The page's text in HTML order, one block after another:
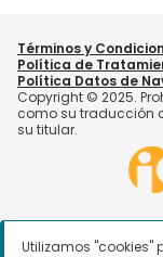
Utilizamos "cookies"